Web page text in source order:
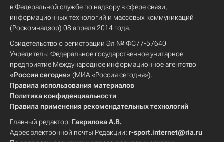
в Федеральной службе по надзору в сфере связи,
информационных технологий и массовых коммуникаций
(Роскомнадзор) 08 апреля 2014 года.
Свидетельство о регистрации Эл № ФС77-57640
Учредитель: Федеральное государственное унитарное
предприятие Международное информационное агентство
«Россия сегодня» (МИА «Россия сегодня»).
Правила использования материалов
Политика конфиденциальности
Правила применения рекомендательных технологий
Главный редактор: Гаврилова А.В.
Адрес электронной почты Редакции: r-sport.internet@ria.ru